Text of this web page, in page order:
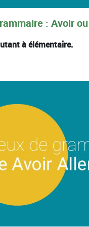
: Avoir
à élémentaire.